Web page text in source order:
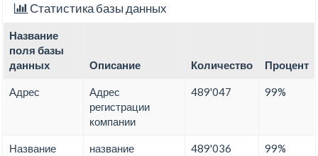
Статистика базы данных
Название
поля базы
данных
Описание Количество Процент
Адрес
Адрес
регистрации
компании
489'047 99%
Название
название
489'036 99%